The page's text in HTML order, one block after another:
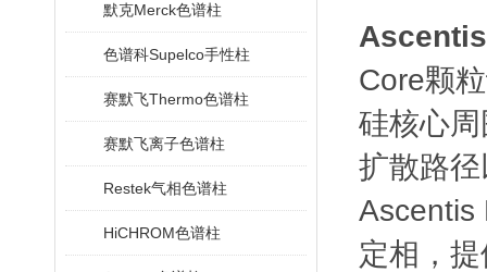
默克Merck色谱柱
色谱科Supelco手性柱
赛默飞Thermo色谱柱
赛默飞离子色谱柱
Restek气相色谱柱
HiCHROM色谱柱
Core颗
硅核心
扩散路
Ascentis
定相，